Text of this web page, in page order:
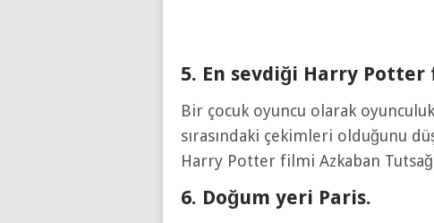
5. En sevdiği Harry Potter
Bir çocuk oyuncu olarak
sırasındaki çekimleri olduğunu
Harry Potter filmi Azkaban
6. Doğum yeri Paris.